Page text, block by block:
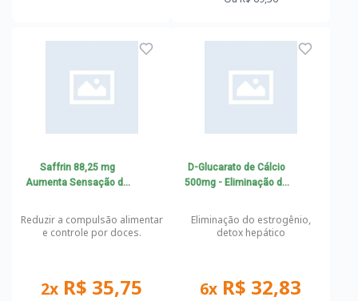
Saffrin 88,25 mg
Aumenta Sensação de
Reduzir a compulsão alimentar
e controle por doces.
2x R$ 35,75
D-Glucarato de Cálcio
500mg - Eliminação do
hepático
Eliminação do estrogênio,
detox hepático
6x R$ 32,83